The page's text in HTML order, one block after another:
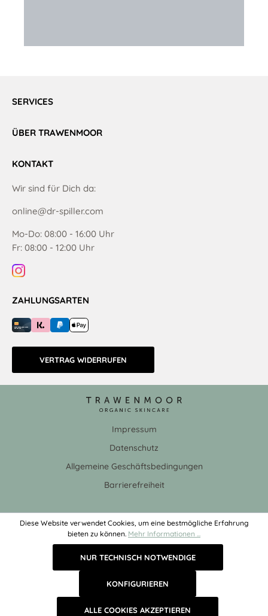
SERVICES
ÜBER TRAWENMOOR
KONTAKT
Wir sind für Dich da:
online@dr-spiller.com
Mo-Do: 08:00 - 16:00 Uhr
Fr: 08:00 - 12:00 Uhr
ZAHLUNGSARTEN
VERTRAG WIDERRUFEN
Impressum
Datenschutz
Allgemeine Geschäftsbedingungen
Barrierefreiheit
Diese Website verwendet Cookies, um eine bestmögliche Erfahrung
bieten zu können. Mehr Informationen ...
NUR TECHNISCH NOTWENDIGE
KONFIGURIEREN
ALLE COOKIES AKZEPTIEREN